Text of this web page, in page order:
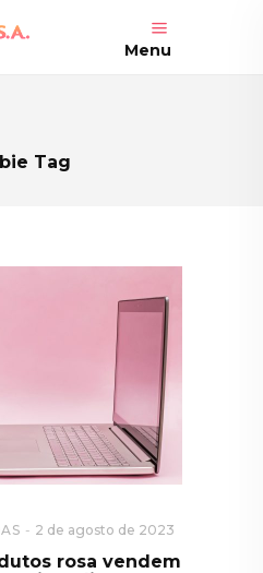
Menu
Tag
2 de agosto de 2023
rosa vendem